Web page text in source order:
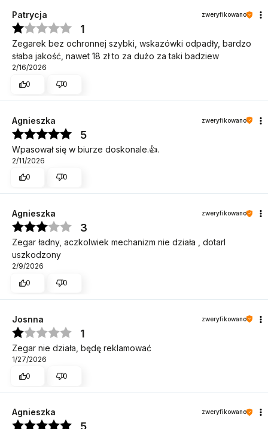
Patrycja zweryfikowano
1
Zegarek bez ochronnej szybki, wskazówki odpadły, bardzo
słaba jakość, nawet 18 zł to za dużo za taki badziew
2/16/2026
0
0
Agnieszka zweryfikowano
5
Wpasował się w biurze doskonale.👍️.
2/11/2026
0
0
Agnieszka zweryfikowano
3
Zegar ładny, aczkolwiek mechanizm nie działa , dotarl
uszkodzony
2/9/2026
0
0
Josnna zweryfikowano
1
Zegar nie działa, będę reklamować
1/27/2026
0
0
Agnieszka zweryfikowano